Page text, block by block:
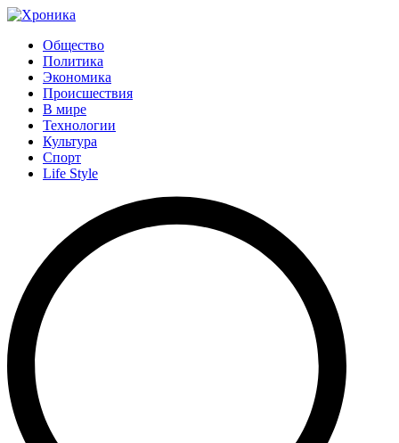
Общество
Политика
Экономика
Происшествия
В мире
Технологии
Культура
Спорт
Life Style